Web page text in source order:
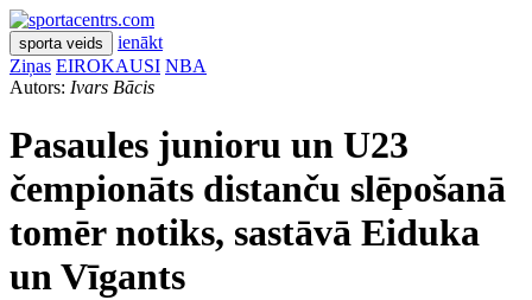
sporta veids
ienākt
Ziņas EIROKAUSI NBA
Autors: Ivars Bācis
Pasaules junioru un U23
čempionāts distanču slēpošanā
tomēr notiks, sastāvā Eiduka
un Vīgants